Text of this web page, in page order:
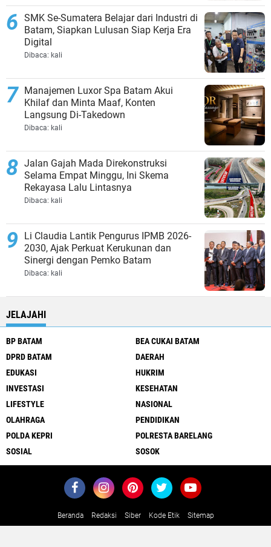
SMK Se-Sumatera Belajar dari Industri di
Batam, Siapkan Lulusan Siap Kerja Era
Digital
Dibaca: kali
Manajemen Luxor Spa Batam Akui
Khilaf dan Minta Maaf, Konten
Langsung Di-Takedown
Dibaca: kali
Jalan Gajah Mada Direkonstruksi
Selama Empat Minggu, Ini Skema
Rekayasa Lalu Lintasnya
Dibaca: kali
Li Claudia Lantik Pengurus IPMB 2026-
2030, Ajak Perkuat Kerukunan dan
Sinergi dengan Pemko Batam
Dibaca: kali
JELAJAHI
BP BATAM
BEA CUKAI BATAM
DPRD BATAM
DAERAH
EDUKASI
HUKRIM
INVESTASI
KESEHATAN
LIFESTYLE
NASIONAL
OLAHRAGA
PENDIDIKAN
POLDA KEPRI
POLRESTA BARELANG
SOSIAL
SOSOK
Beranda Redaksi Siber Kode Etik Sitemap